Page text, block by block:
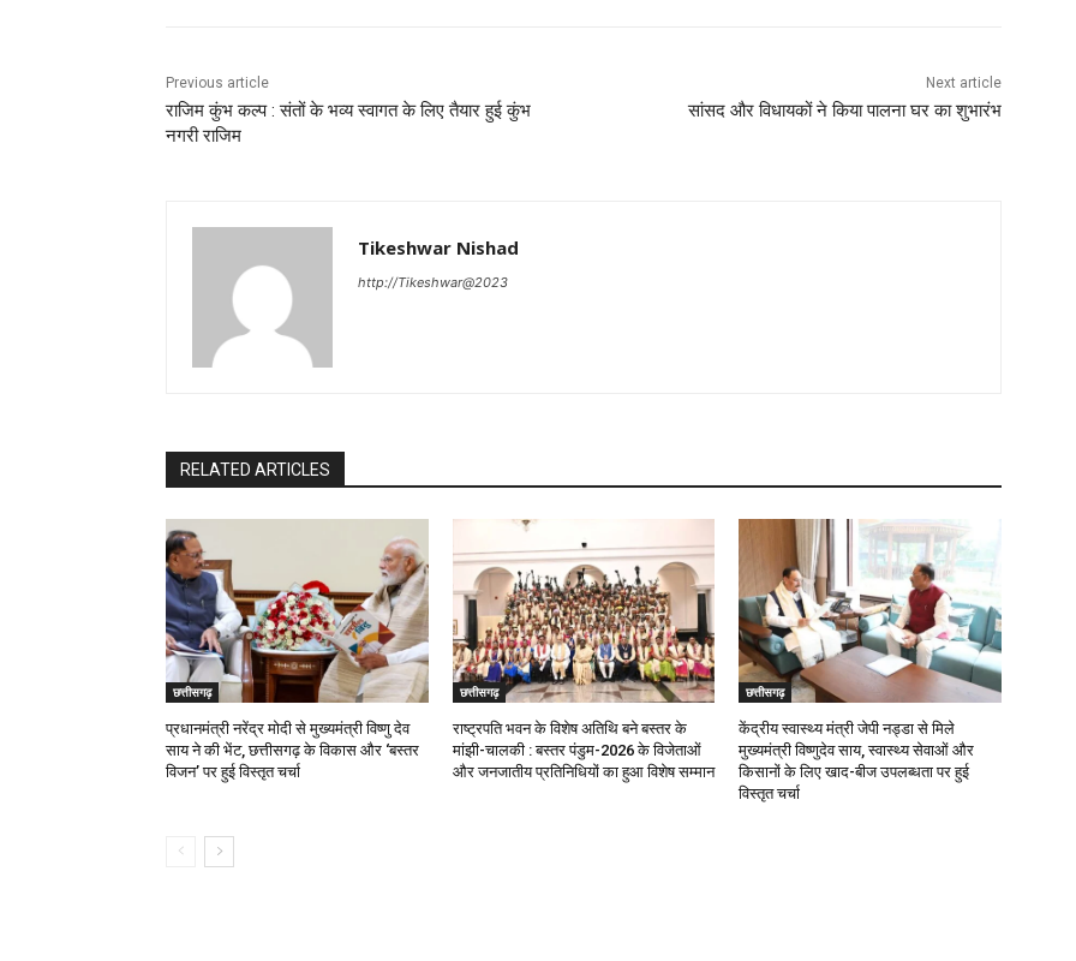
Previous article
राजिम कुंभ कल्प : संतों के भव्य स्वागत के लिए तैयार हुई कुंभ
नगरी राजिम
Next article
सांसद और विधायकों ने किया पालना घर का शुभारंभ
Tikeshwar Nishad
http://Tikeshwar@2023
RELATED ARTICLES
छत्तीसगढ़
प्रधानमंत्री नरेंद्र मोदी से मुख्यमंत्री विष्णु देव
साय ने की भेंट, छत्तीसगढ़ के विकास और ‘बस्तर
विजन’ पर हुई विस्तृत चर्चा
छत्तीसगढ़
राष्ट्रपति भवन के विशेष अतिथि बने बस्तर के
मांझी-चालकी : बस्तर पंडुम-2026 के विजेताओं
और जनजातीय प्रतिनिधियों का हुआ विशेष सम्मान
छत्तीसगढ़
केंद्रीय स्वास्थ्य मंत्री जेपी नड्डा से मिले
मुख्यमंत्री विष्णुदेव साय, स्वास्थ्य सेवाओं और
किसानों के लिए खाद-बीज उपलब्धता पर हुई
विस्तृत चर्चा